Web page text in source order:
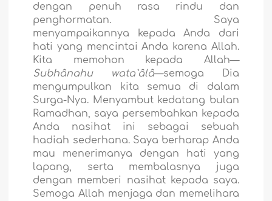
dengan penuh rasa rindu dan
penghormatan. Saya
menyampaikannya kepada Anda dari
hati yang mencintai Anda karena Allah.
Kita memohon kepada Allah—
Subhânahu wata`âlâ—semoga Dia
mengumpulkan kita semua di dalam
Surga-Nya. Menyambut kedatang bulan
Ramadhan, saya persembahkan kepada
Anda nasihat ini sebagai sebuah
hadiah sederhana. Saya berharap Anda
mau menerimanya dengan hati yang
lapang, serta membalasnya juga
dengan memberi nasihat kepada saya.
Semoga Allah menjaga dan memelihara